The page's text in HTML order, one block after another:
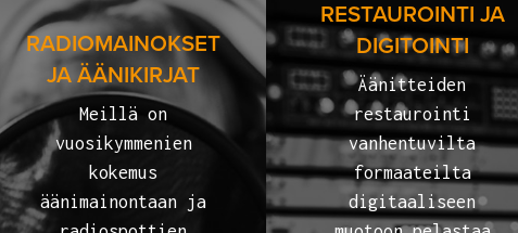
RADIOMAINOKSET
JA ÄÄNIKIRJAT
Meillä on
vuosikymmenien
kokemus
äänimainontaan ja
RESTAUROINTI JA
DIGITOINTI
Äänitteiden
restaurointi
vanhentuvilta
formaateilta
digitaaliseen